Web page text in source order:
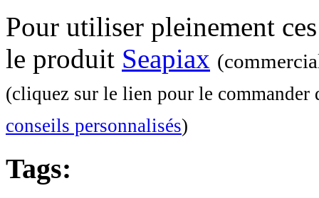
Pour utiliser pleinement
le produit Seapiax
(cliquez sur le lien pour le commander
conseils personnalisés)
Tags: